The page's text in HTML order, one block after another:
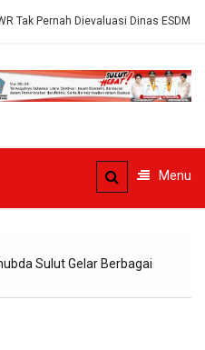
Dievaluasi Dinas ESDM
Menu
Sulut Gelar Berbagai